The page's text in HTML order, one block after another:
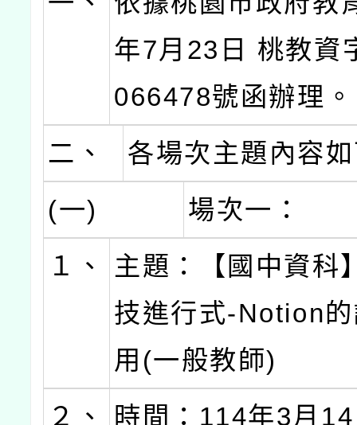
年7月23日 桃教資
066478號函辦理。
二、
各場次主題內容
(一)
場次一：
１、
主題：【國中資科
技進行式-Notion
用(一般教師)
２、
時間：114年3月